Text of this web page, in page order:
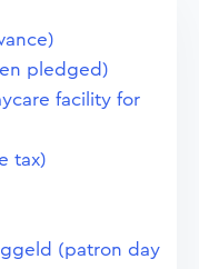
pledged)
facility for
tax)
(patron day